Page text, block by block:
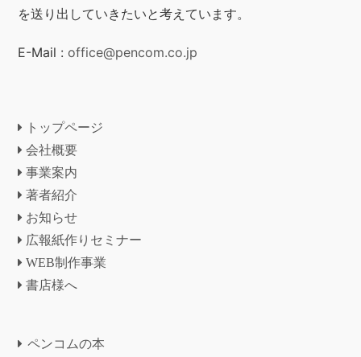
を送り出していきたいと考えています。
E-Mail :office@pencom.co.jp
トップページ
会社概要
事業案内
著者紹介
お知らせ
広報紙作りセミナー
WEB制作事業
書店様へ
ペンコムの本